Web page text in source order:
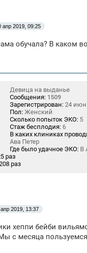
апр 2019, 09:25
обучала? В каком
Девица на выданье
Сообщения: 1509
Зарегистрирован: 24 июн
Пол: Женский
Сколько попыток ЭКО: 5
Стаж бесплодия: 6
В каких клиниках
Ава Петер
Где было удачное ЭКО: В
раз
раз
2019, 13:37
хеппи бейби
с месяца пользуемся